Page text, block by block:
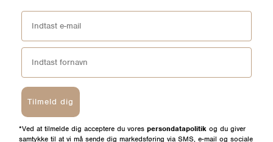
kunde anmeldelser
Skriv en anmeldelse